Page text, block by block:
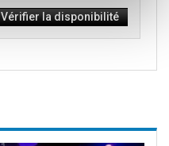
Vérifier la disponibilité